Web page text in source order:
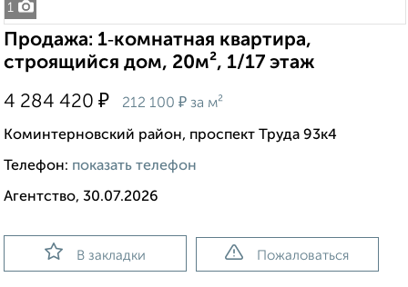
1
Продажа: 1‑комнатная квартира,
строящийся дом, 20м², 1/17 этаж
4 284 420 ₽ 212 100 ₽ за м²
Коминтерновский район, проспект Труда 93к4
Телефон: показать телефон
Агентство, 30.07.2026
В закладки Пожаловаться